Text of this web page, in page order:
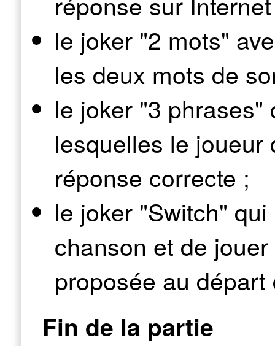
le joker "2 mots"
les deux mots de
le joker "3
lesquelles le joueur
réponse correcte ;
le joker "Switch"
chanson et de
proposée au
Fin de la partie